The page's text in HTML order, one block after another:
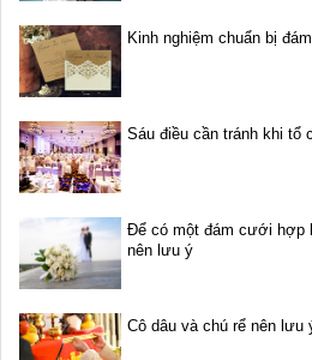
Kinh nghiệm chuẩn bị
Sáu điều cần tránh khi tổ
Để có một đám cưới hợp
nên lưu ý
Cô dâu và chú rể nên